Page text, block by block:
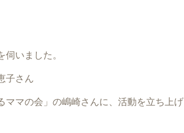
いました。
子さん
ママの会」の嶋崎さんに、活動を立ち上げ